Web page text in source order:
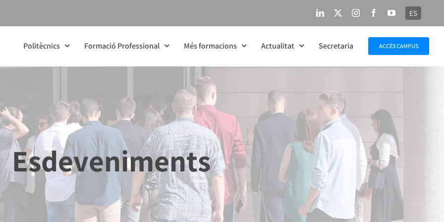
LinkedIn InstagramFacebookYouTube
ES
Politècnics Formació Professional Més formacions Actualitat Secretaria ACCÉS CAMPUS
Esdeveniments